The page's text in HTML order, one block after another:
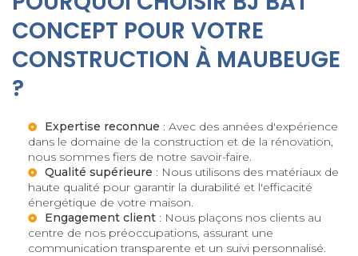
CONCEPT POUR VOTRE
CONSTRUCTION À MAUBEUGE
?
Expertise reconnue : Avec des années d'expérience
dans le domaine de la construction et de la rénovation,
nous sommes fiers de notre savoir-faire.
Qualité supérieure : Nous utilisons des matériaux de
haute qualité pour garantir la durabilité et l'efficacité
énergétique de votre maison.
Engagement client : Nous plaçons nos clients au
centre de nos préoccupations, assurant une
communication transparente et un suivi personnalisé.